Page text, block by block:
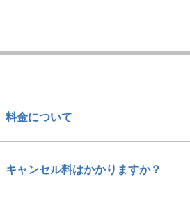
料金について
キャンセル料はかかりますか？